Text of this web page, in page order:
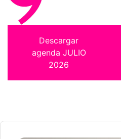
Descargar
agenda JULIO
2026